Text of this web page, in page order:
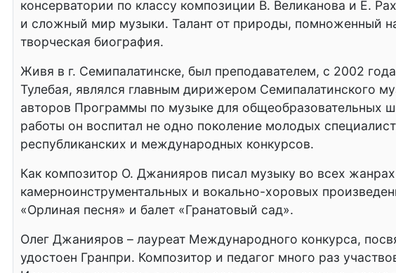
консерватории по классу композиции В. Великанова и Е.
и сложный мир музыки. Талант от природы, помноженный
творческая биография.
Живя в г. Семипалатинске, был преподавателем, с 2002
Тулебая, являлся главным дирижером Семипалатинского
авторов Программы по музыке для общеобразовательных
работы он воспитал не одно поколение молодых
республиканских и международных конкурсов.
Как композитор О. Джанияров писал музыку во всех
камерноинструментальных и вокально-хоровых
«Орлиная песня» и балет «Гранатовый сад».
Олег Джанияров – лауреат Международного конкурса,
удостоен Гранпри. Композитор и педагог много раз